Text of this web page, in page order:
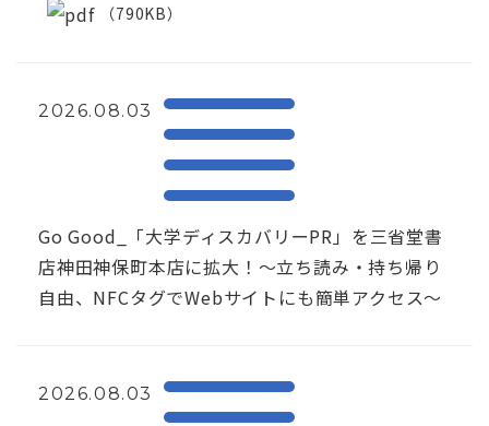
（790KB）
2026.08.03
Go Good_「大学ディスカバリーPR」を三省堂書
店神田神保町本店に拡大！〜立ち読み・持ち帰り
自由、NFCタグでWebサイトにも簡単アクセス～
2026.08.03